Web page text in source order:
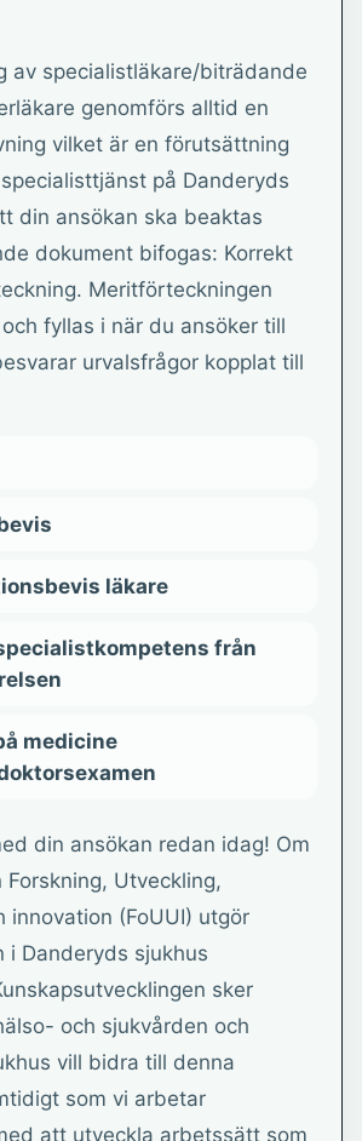
av specialistläkare/biträdande
genomförs alltid en
vilket är en förutsättning
på Danderyds
din ansökan ska beaktas
dokument bifogas: Korrekt
Meritförteckningen
fyllas i när du ansöker till
urvalsfrågor kopplat till
läkare
från
medicine
din ansökan redan idag! Om
Utveckling,
innovation (FoUUI) utgör
i Danderyds sjukhus
sker
och sjukvården och
vill bidra till denna
som vi arbetar
att utveckla arbetssätt som